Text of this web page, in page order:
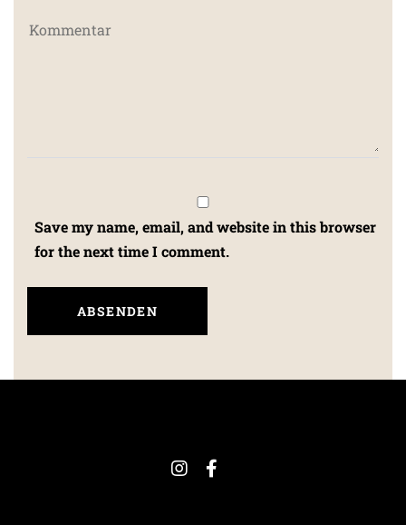
Save my name, email, and website in this browser
for the next time I comment.